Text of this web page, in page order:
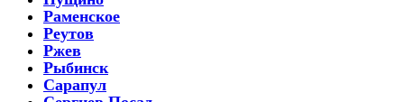
Раменское
Реутов
Ржев
Рыбинск
Сарапул